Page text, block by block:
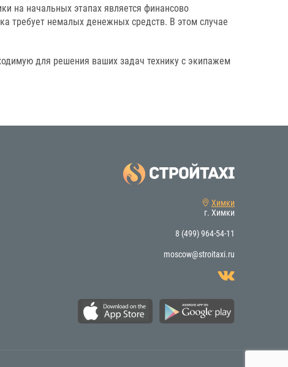
на начальных этапах является финансово
требует немалых денежных средств. В этом случае
для решения ваших задач технику с экипажем
Химки
г. Химки
8 (499) 964-54-11
moscow@stroitaxi.ru